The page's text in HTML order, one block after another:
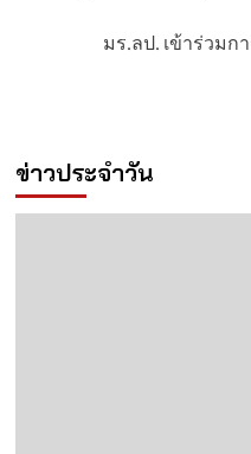
มร.ลป. เข้าร่วมกา
ข่าวประจำวัน